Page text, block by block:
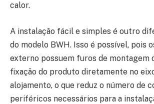
calor.
A instalação fácil e simples é outro
do modelo BWH. Isso é possível, pois
externo possuem furos de montagem
fixação do produto diretamente no
alojamento, o que reduz o número de
periféricos necessários para a